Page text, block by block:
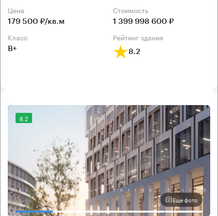
Цена
179 500 ₽/кв.м
Cтоимость
1 399 998 600 ₽
класс
B+
рейтинг здания
8.2
8.2
Еще фото